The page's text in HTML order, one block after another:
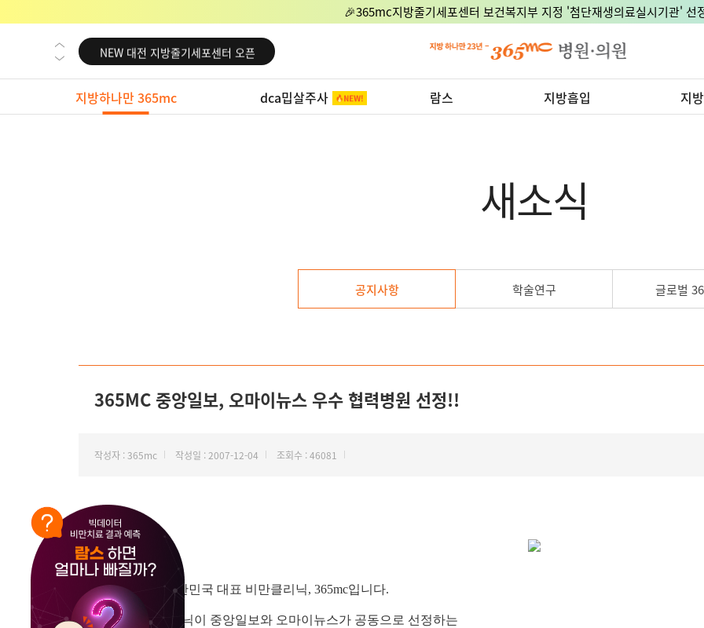
🎉365mc지방줄기세포센터 보건복지부 지정 '첨단재생의료실시기관' 선
NEW 교대 지방줄기세포센터 오픈
NEW 대전 지방줄기세포센터 오픈
NEW 노원 지방줄기세포센터 오픈
NEW 미국 LA점 오픈
지방하나만 365mc dca밉살주사 람스 지방흡입 지
새소식
공지사항 학술연구 글로벌
365MC 중앙일보, 오마이뉴스 우수 협력병원 선정!!
작성자 : 365mc 작성일 : 2007-12-04 조회수 : 46081
안녕하세요. 대한민국 대표 비만클리닉, 365mc입니다.
365mc 비만클리닉이 중앙일보와 오마이뉴스가 공동으로 선정하는